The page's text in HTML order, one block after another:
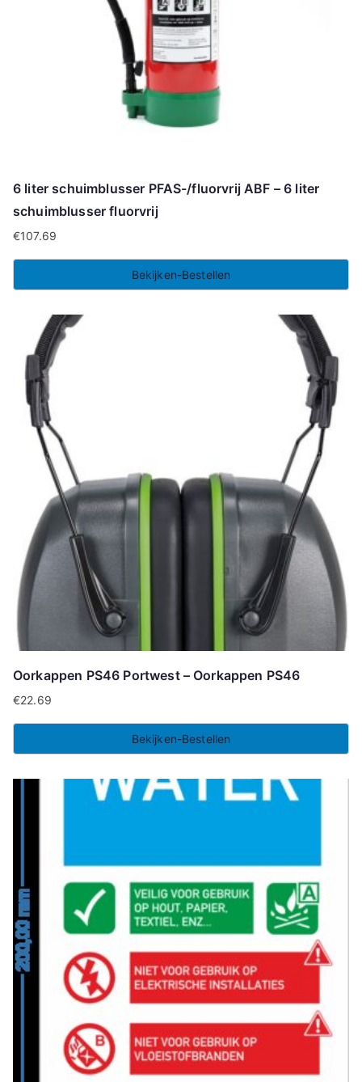
6 liter schuimblusser PFAS-/fluorvrij ABF – 6 liter
schuimblusser fluorvrij
€107.69
Bekijken-Bestellen
Oorkappen PS46 Portwest – Oorkappen PS46
€22.69
Bekijken-Bestellen